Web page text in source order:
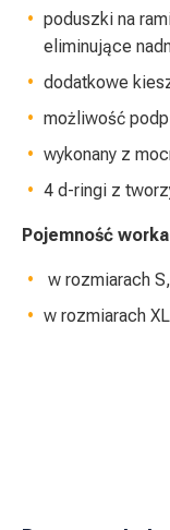
poduszki na
eliminujące
dodatkowe
możliwość
wykonany z
4 d-ringi z
Pojemność
w rozmiarach
w rozmiarach